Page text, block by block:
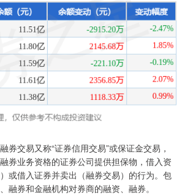
券交易又称“证券信用交易”或保证金交易，
券业务资格的证券公司提供担保物，借入资
或借入证券并卖出（融券交易）的行为。包
融券和金融机构对券商的融资、融券。